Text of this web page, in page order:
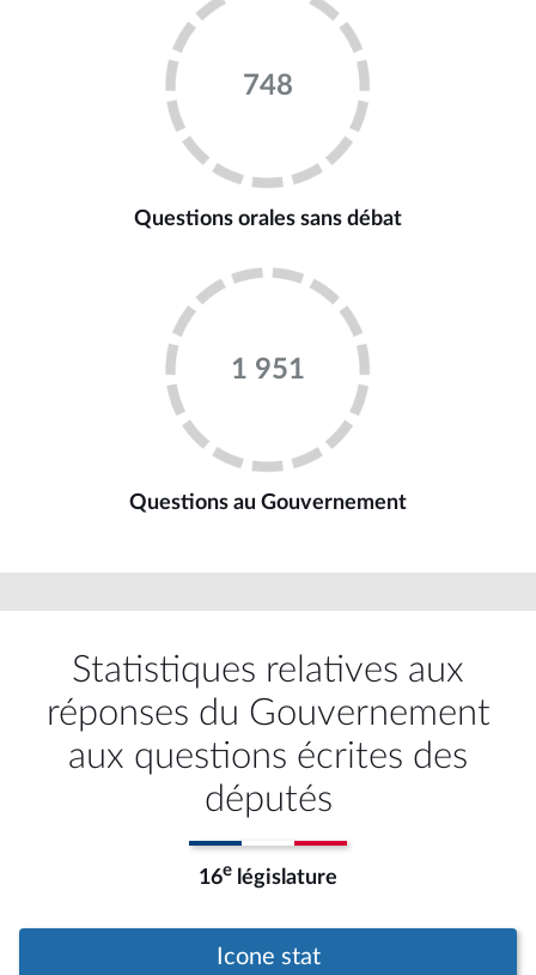
748
Questions orales sans débat
1 951
Questions au Gouvernement
Statistiques relatives aux
réponses du Gouvernement
aux questions écrites des
députés
16e législature
Icone stat